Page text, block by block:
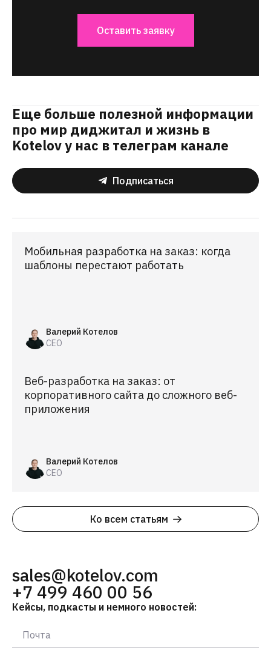
Оставить заявку
Еще больше полезной информации
про мир диджитал и жизнь в
Kotelov у нас в телеграм канале
Подписаться
Мобильная разработка на заказ: когда
шаблоны перестают работать
Валерий Котелов
CEO
Веб-разработка на заказ: от
корпоративного сайта до сложного веб-
приложения
Валерий Котелов
CEO
Ко всем статьям
sales@kotelov.com
+7 499 460 00 56
Кейсы, подкасты и немного новостей: